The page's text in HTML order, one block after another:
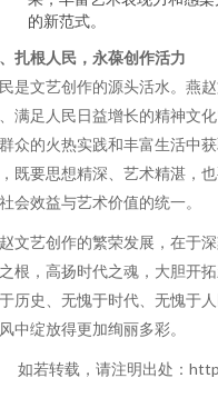
的新范式。
扎根人民，永葆创作活力
是文艺创作的源头活水。燕
满足人民日益增长的精神文
众的火热实践和丰富生活中
既要思想精深、艺术精湛，
会效益与艺术价值的统一。
文艺创作的繁荣发展，在于
根，高扬时代之魂，大胆开
历史、无愧于时代、无愧于
中绽放得更加绚丽多彩。
如若转载，请注明出处：